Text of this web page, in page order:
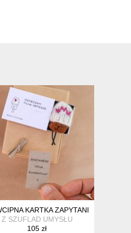
PREZENT.
BIŻUTERIA TEKSTYLNA PAWIE
KARTKA ZAPYTANIE ZOCHA
Z SZUFLAD UMYSŁU
105 zł